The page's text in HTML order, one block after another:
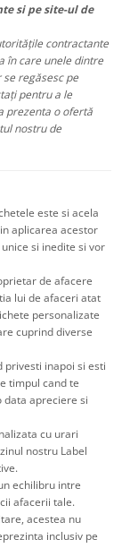
si pe site-ul de
contractante
în care unele dintre
regăsesc pe
pentru a le
prezenta o ofertă
nostru de
este si acela
aplicarea acestor
si inedite si vor
de afacere
lui de afaceri atat
personalizate
cuprind diverse
privesti inapoi si esti
timpul cand te
data apreciere si
cu urari
nostru Label
echilibru intre
afacerii tale.
acestea nu
inclusiv pe